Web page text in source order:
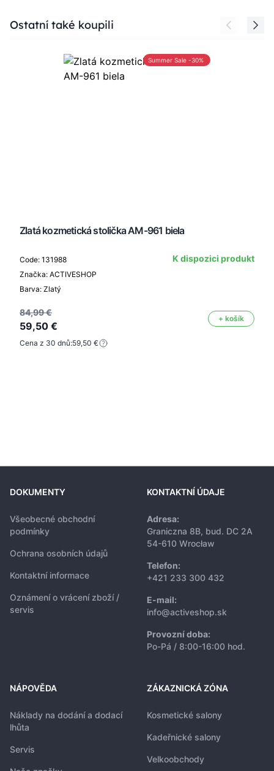
Press to skip carousel
Ostatní také koupili
Summer Sale -30%
Zlatá kozmetická stolička AM-961 biela
Code: 131988
Značka: ACTIVESHOP
Barva: Zlatý
K dispozici produkt
84,99 €
59,50 €
+ košík
Cena z 30 dnů:59,50 €
DOKUMENTY
Všeobecné obchodní
podmínky
Ochrana osobních údajů
Kontaktní informace
Oznámení o vrácení zboží /
servis
KONTAKTNÍ ÚDAJE
Adresa:
Graniczna 8B, bud. DC 2A
54-610 Wrocław
Telefon:
+421 233 300 432
E-mail:
info@activeshop.sk
Provozní doba:
Po-Pá / 8:00-16:00 hod.
NÁPOVĚDA
Náklady na dodání a dodací
lhůta
Servis
ZÁKAZNICKÁ ZÓNA
Kosmetické salony
Kadeřnické salony
Velkoobchody